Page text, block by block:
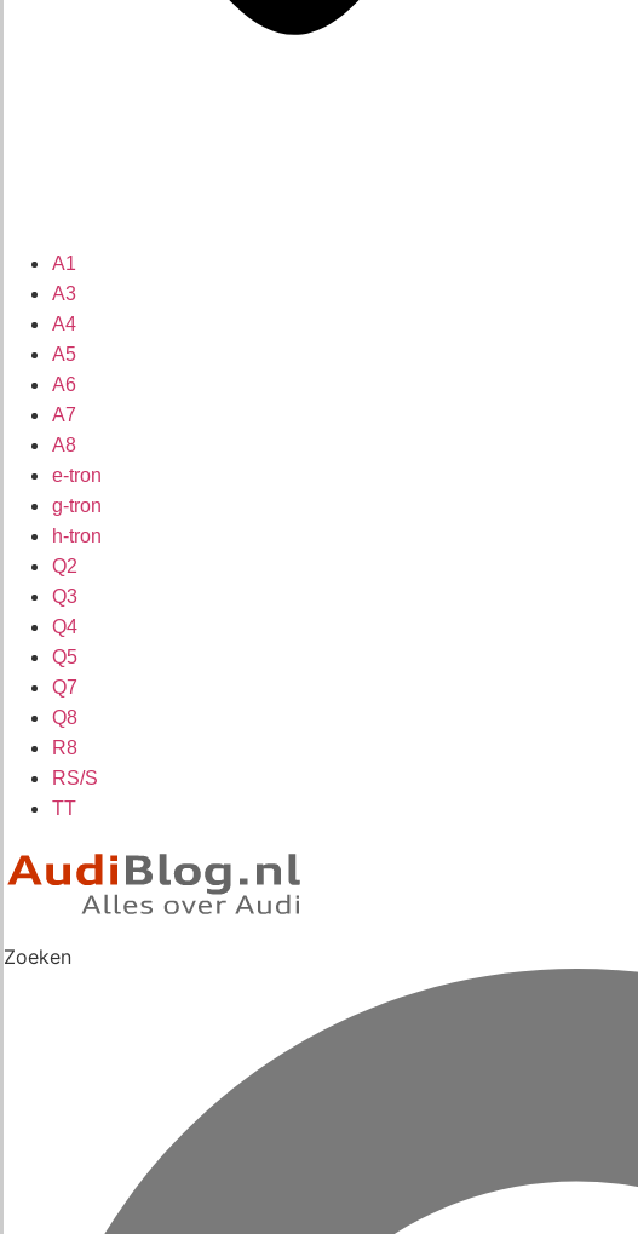
A1
A3
A4
A5
A6
A7
A8
e-tron
g-tron
h-tron
Q2
Q3
Q4
Q5
Q7
Q8
R8
RS/S
TT
Zoeken